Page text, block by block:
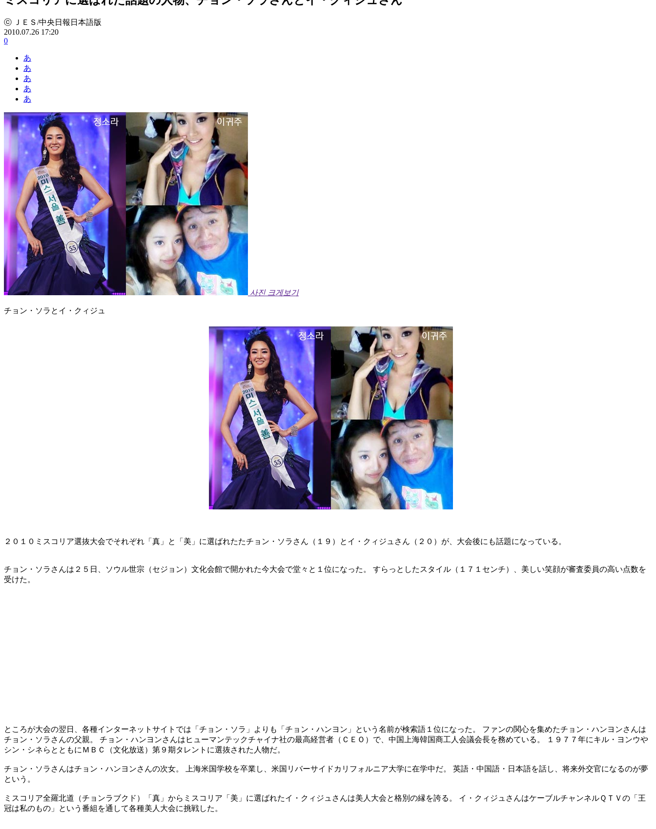
ⓒ ＪＥＳ/中央日報日本語版
2010.07.26 17:20
0
あ
あ
あ
あ
あ
사진 크게보기
チョン・ソラとイ・クィジュ
２０１０ミスコリア選抜大会でそれぞれ「真」と「美」に選ばれたたチョン・ソラさん（１９）とイ・クィジュさん（２０）が、大会後にも話題になっている。
チョン・ソラさんは２５日、ソウル世宗（セジョン）文化会館で開かれた今大会で堂々と１位になった。 すらっとしたスタイル（１７１センチ）、美しい笑顔が審査委員の高い点数を
受けた。
ところが大会の翌日、各種インターネットサイトでは「チョン・ソラ」よりも「チョン・ハンヨン」という名前が検索語１位になった。 ファンの関心を集めたチョン・ハンヨンさんは
チョン・ソラさんの父親。 チョン・ハンヨンさんはヒューマンテックチャイナ社の最高経営者（ＣＥＯ）で、中国上海韓国商工人会議会長を務めている。 １９７７年にキル・ヨンウや
シン・シネらとともにＭＢＣ（文化放送）第９期タレントに選抜された人物だ。
チョン・ソラさんはチョン・ハンヨンさんの次女。 上海米国学校を卒業し、米国リバーサイドカリフォルニア大学に在学中だ。 英語・中国語・日本語を話し、将来外交官になるのが夢
という。
ミスコリア全羅北道（チョンラブクド）「真」からミスコリア「美」に選ばれたイ・クィジュさんは美人大会と格別の縁を誇る。 イ・クィジュさんはケーブルチャンネルＱＴＶの「王
冠は私のもの」という番組を通して各種美人大会に挑戦した。